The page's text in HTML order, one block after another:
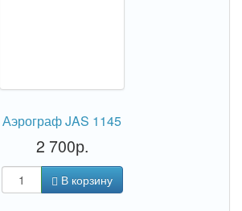
Аэрограф JAS 1145
2 700р.
В корзину